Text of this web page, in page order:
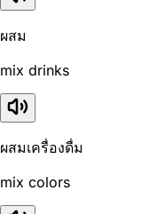
ผสม
mix drinks
ผสมเครื่องดื่ม
mix colors